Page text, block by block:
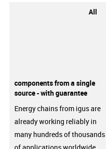
All
components from a single
source - with guarantee
Energy chains from igus are
already working reliably in
many hundreds of thousands
of applications worldwide.